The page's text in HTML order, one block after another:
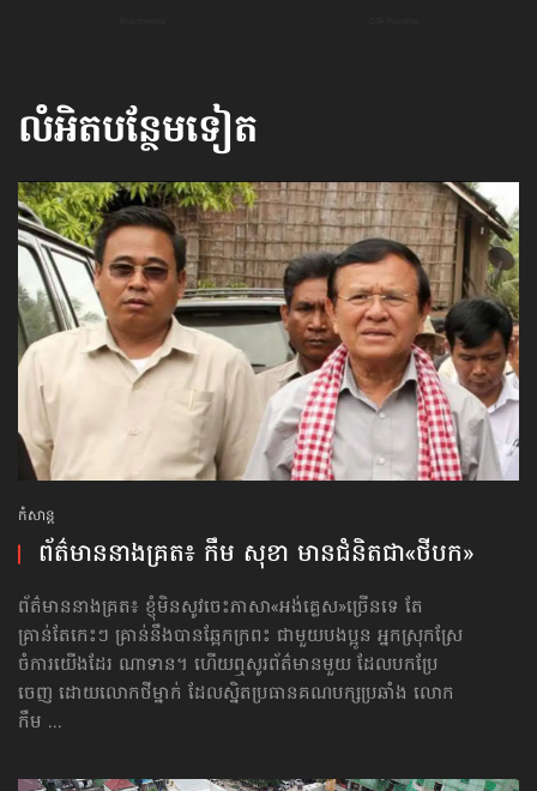
លំអិតបន្ថែមទៀត
កំសាន្ដ
ព័ត៌មាន​នាងគ្រត៖ កឹម សុខា មាន​ជំនិត​ជា​«ថីបក»
ព័ត៌មាន​នាងគ្រត៖ ខ្ញុំមិនសូវចេះភាសា«អង់គ្លេស»ច្រើនទេ តែ
គ្រាន់តែកេះៗ គ្រាន់នឹងបានឆ្អែកក្រពះ ជាមួយ​បងប្អូន អ្នកស្រុកស្រែ
ចំការយើងដែរ ណាទាន។ ហើយឮសូរព័ត៌មានមួយ ដែលបកប្រែ
ចេញ ដោយលោកថី​ម្នាក់ ដែលស្និត​ប្រធានគណបក្សប្រឆាំង លោក
កឹម ...